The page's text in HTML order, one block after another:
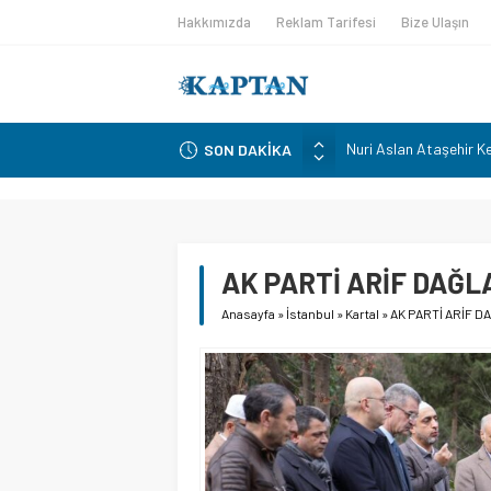
Hakkımızda Reklam Tarifesi Bize Ulaşın
SON DAKİKA
Tekirdağ’da Trafik
Niyazi Güneri, siyasi
CHP’NİN HAFIZASI
Nuri Aslan Ataşehir
AK PARTİ ARİF
Anasayfa » İstanbul » Kartal »AK PARTİ ARİF